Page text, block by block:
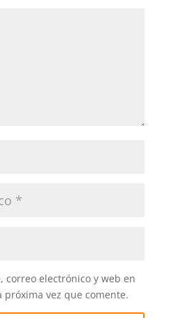
correo electrónico y web en
próxima vez que comente.